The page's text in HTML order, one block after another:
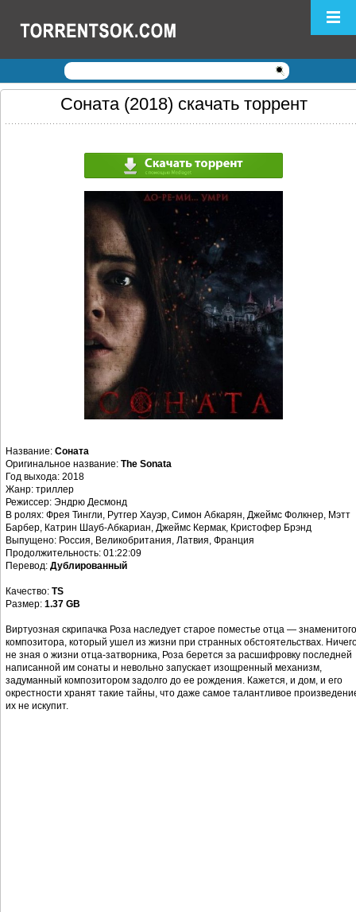
Логин: Пароль:
Регистрация|Забыли пароль?
Соната (2018) скачать торрент
Название: Соната
Оригинальное название: The Sonata
Год выхода: 2018
Жанр: триллер
Режиссер: Эндрю Десмонд
В ролях: Фрея Тингли, Рутгер Хауэр, Симон Абкарян, Джеймс Фолкнер, Мэтт
Барбер, Катрин Шауб-Абкариан, Джеймс Кермак, Кристофер Брэнд
Выпущено: Россия, Великобритания, Латвия, Франция
Продолжительность: 01:22:09
Перевод: Дублированный
Качество: TS
Размер: 1.37 GB
Виртуозная скрипачка Роза наследует старое поместье отца — знаменитого
композитора, который ушел из жизни при странных обстоятельствах.
не зная о жизни отца-затворника, Роза берется за расшифровку последней
написанной им сонаты и невольно запускает изощренный механизм,
задуманный композитором задолго до ее рождения. Кажется, и дом, и его
окрестности хранят такие тайны, что даже самое талантливое
их не искупит.